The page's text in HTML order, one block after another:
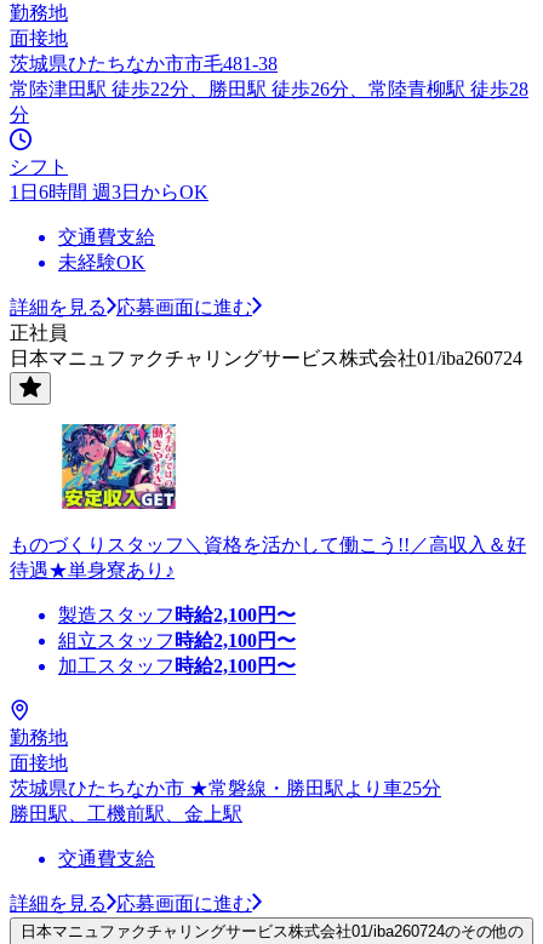
勤務地
面接地
茨城県ひたちなか市市毛481-38
常陸津田駅 徒歩22分、勝田駅 徒歩26分、常陸青柳駅 徒歩28
分
シフト
1日6時間 週3日からOK
交通費支給
未経験OK
詳細を見る
応募画面に進む
正社員
日本マニュファクチャリングサービス株式会社01/iba260724
ものづくりスタッフ＼資格を活かして働こう!!／高収入＆好
待遇★単身寮あり♪
製造スタッフ 時給2,100円〜
組立スタッフ 時給2,100円〜
加工スタッフ 時給2,100円〜
勤務地
面接地
茨城県ひたちなか市 ★常磐線・勝田駅より車25分
勝田駅、工機前駅、金上駅
交通費支給
詳細を見る 応募画面に進む
日本マニュファクチャリングサービス株式会社01/iba260724のその他の